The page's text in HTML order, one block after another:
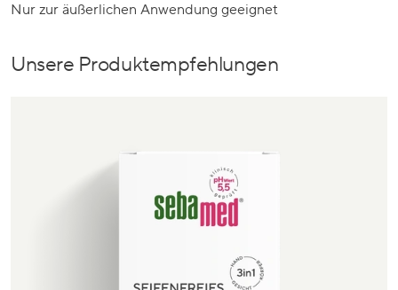
Nur zur äußerlichen Anwendung geeignet
Unsere Produktempfehlungen